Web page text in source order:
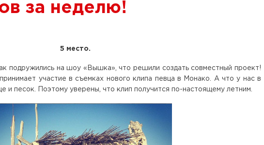
за неделю!
5 место.
подружились на шоу «Вышка», что решили создать совместный проект!
участие в съемках нового клипа певца в Монако. А что у нас в
и песок. Поэтому уверены, что клип получится по-настоящему летним.